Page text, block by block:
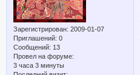
Зарегистрирован: 2009-01-07
Приглашений: 0
Сообщений: 13
Провел на форуме:
3 часа 3 минуты